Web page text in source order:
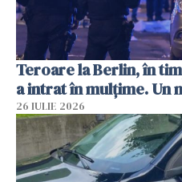
Teroare la Berlin, în
a intrat în mulțime. Un
26 IULIE 2026